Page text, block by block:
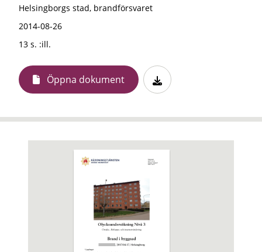
Helsingborgs stad, brandförsvaret
2014-08-26
13 s. :ill.
Öppna dokument